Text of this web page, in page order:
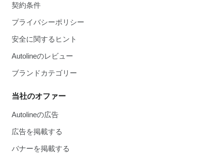
契約条件
プライバシーポリシー
安全に関するヒント
Autolineのレビュー
ブランドカテゴリー
当社のオファー
Autolineの広告
広告を掲載する
バナーを掲載する